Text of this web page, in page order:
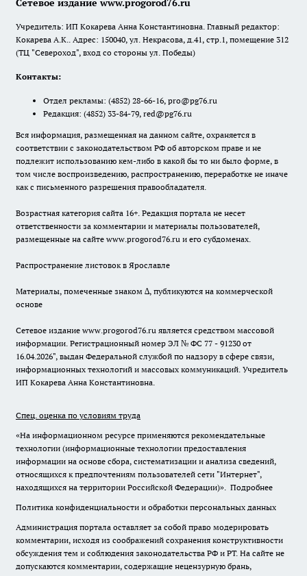
Сетевое издание www.progorod76.ru
Учредитель: ИП Кокарева Анна Константиновна. Главный редактор:
Кокарева А.К.. Адрес: 150040, ул. Некрасова, д.41, стр.1, помещение 312
(ТЦ "Североход", вход со стороны ул. Победы)
Контакты:
Отдел рекламы: (4852) 28-66-16, pro@pg76.ru
Редакция: (4852) 33-84-79, red@pg76.ru
Вся информация, размещенная на данном сайте, охраняется в
соответствии с законодательством РФ об авторском праве и не
подлежит использованию кем-либо в какой бы то ни было форме, в
том числе воспроизведению, распространению, переработке не иначе
как с письменного разрешения правообладателя.
Возрастная категория сайта 16+. Редакция портала не несет
ответственности за комментарии и материалы пользователей,
размещенные на сайте www.progorod76.ru и его субдоменах.
Распространение листовок в Ярославле
Материалы, помеченные знаком ∆, публикуются на коммерческой
основе
Сетевое издание www.progorod76.ru является средством массовой
информации. Регистрационный номер ЭЛ № ФС 77 - 91230 от
16.04.2026", выдан Федеральной службой по надзору в сфере связи,
информационных технологий и массовых коммуникаций. Учредитель
ИП Кокарева Анна Константиновна.
Спец. оценка по условиям труда
«На информационном ресурсе применяются рекомендательные
технологии (информационные технологии предоставления
информации на основе сбора, систематизации и анализа сведений,
относящихся к предпочтениям пользователей сети "Интернет",
находящихся на территории Российской Федерации)». Подробнее
Политика конфиденциальности и обработки персональных данных
Администрация портала оставляет за собой право модерировать
комментарии, исходя из соображений сохранения конструктивности
обсуждения тем и соблюдения законодательства РФ и РТ. На сайте не
допускаются комментарии, содержащие нецензурную брань,